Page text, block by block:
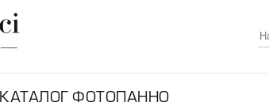
КАТАЛОГ ФОТОПАННО